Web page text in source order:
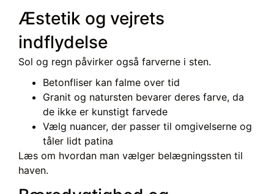
Æstetik og vejrets
indflydelse
Sol og regn påvirker også farverne i sten.
Betonfliser kan falme over tid
Granit og natursten bevarer deres farve, da
de ikke er kunstigt farvede
Vælg nuancer, der passer til omgivelserne og
tåler lidt patina
Læs om hvordan man vælger belægningssten til
haven.